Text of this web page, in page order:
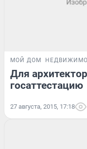
МОЙ ДОМ
Для
госаттестацию
27 августа, 2015, 17:18